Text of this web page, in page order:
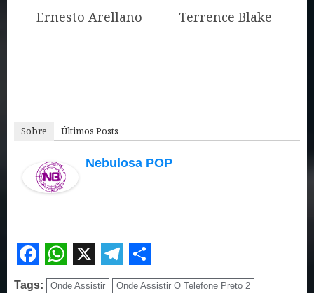
Ernesto Arellano
Terrence Blake
Sobre Últimos Posts
Nebulosa POP
Facebook
WhatsApp
X Telegram
Share
Tags: Onde Assistir Onde Assistir O Telefone Preto 2